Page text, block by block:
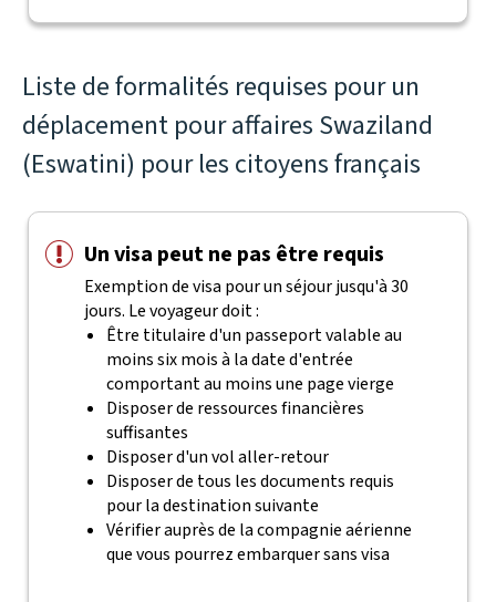
Liste de formalités requises pour un
déplacement pour affaires Swaziland
(Eswatini) pour les citoyens français
Un visa peut ne pas être requis
Exemption de visa pour un séjour jusqu'à 30
jours. Le voyageur doit :
Être titulaire d'un passeport valable au
moins six mois à la date d'entrée
comportant au moins une page vierge
Disposer de ressources financières
suffisantes
Disposer d'un vol aller-retour
Disposer de tous les documents requis
pour la destination suivante
Vérifier auprès de la compagnie aérienne
que vous pourrez embarquer sans visa